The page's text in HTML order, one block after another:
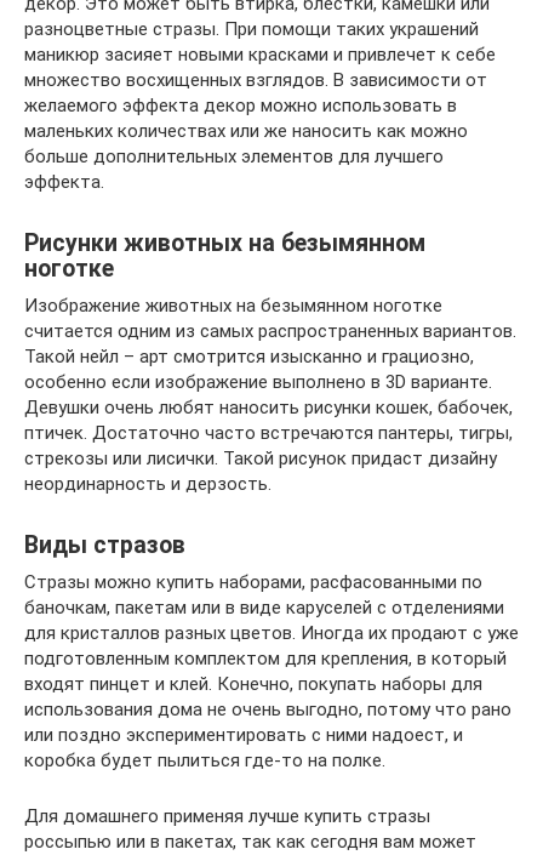
разноцветные стразы. При помощи таких украшений
маникюр засияет новыми красками и привлечет к себе
множество восхищенных взглядов. В зависимости от
желаемого эффекта декор можно использовать в
маленьких количествах или же наносить как можно
больше дополнительных элементов для лучшего
эффекта.
Рисунки животных на безымянном
ноготке
Изображение животных на безымянном ноготке
считается одним из самых распространенных вариантов.
Такой нейл – арт смотрится изысканно и грациозно,
особенно если изображение выполнено в 3D варианте.
Девушки очень любят наносить рисунки кошек, бабочек,
птичек. Достаточно часто встречаются пантеры, тигры,
стрекозы или лисички. Такой рисунок придаст дизайну
неординарность и дерзость.
Виды стразов
Стразы можно купить наборами, расфасованными по
баночкам, пакетам или в виде каруселей с отделениями
для кристаллов разных цветов. Иногда их продают с уже
подготовленным комплектом для крепления, в который
входят пинцет и клей. Конечно, покупать наборы для
использования дома не очень выгодно, потому что рано
или поздно экспериментировать с ними надоест, и
коробка будет пылиться где-то на полке.
Для домашнего применяя лучше купить стразы
россыпью или в пакетах, так как сегодня вам может